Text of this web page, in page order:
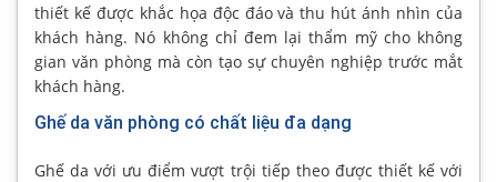
thiết kế được khắc họa độc đáo và thu hút ánh nhìn của
khách hàng. Nó không chỉ đem lại thẩm mỹ cho không
gian văn phòng mà còn tạo sự chuyên nghiệp trước mắt
khách hàng.
Ghế da văn phòng có chất liệu đa dạng
Ghế da với ưu điểm vượt trội tiếp theo được thiết kế với